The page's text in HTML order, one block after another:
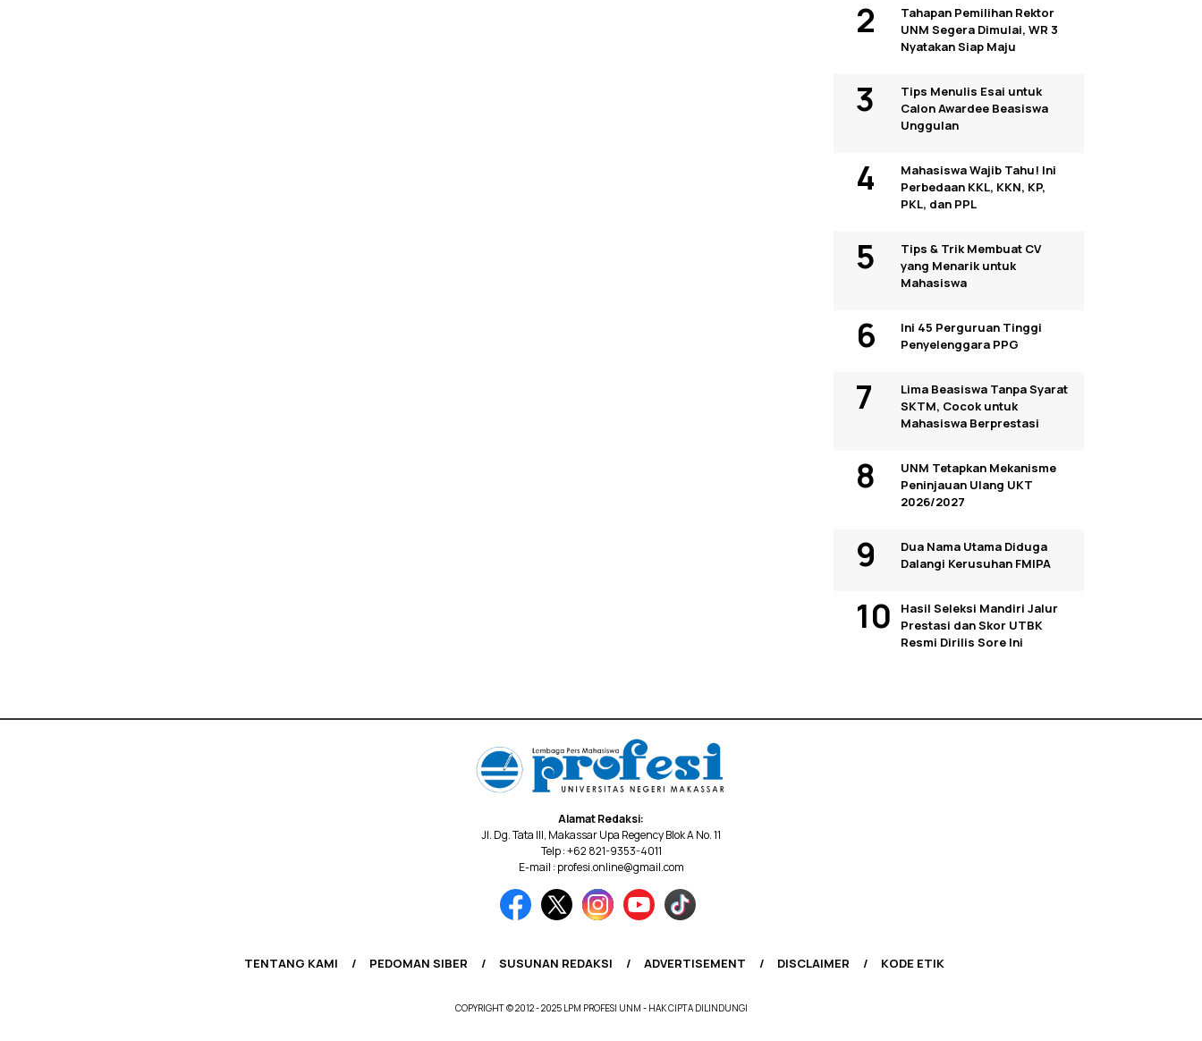
Tahapan Pemilihan Rektor
UNM Segera Dimulai, WR 3
Nyatakan Siap Maju
Tips Menulis Esai untuk
Calon Awardee Beasiswa
Unggulan
Mahasiswa Wajib Tahu! Ini
Perbedaan KKL, KKN, KP,
PKL, dan PPL
Tips & Trik Membuat CV
yang Menarik untuk
Mahasiswa
Ini 45 Perguruan Tinggi
Penyelenggara PPG
Lima Beasiswa Tanpa Syarat
SKTM, Cocok untuk
Mahasiswa Berprestasi
UNM Tetapkan Mekanisme
Peninjauan Ulang UKT
2026/2027
Dua Nama Utama Diduga
Dalangi Kerusuhan FMIPA
Hasil Seleksi Mandiri Jalur
Prestasi dan Skor UTBK
Resmi Dirilis Sore Ini
Alamat Redaksi:
Jl. Dg. Tata III, Makassar Upa Regency Blok A No. 11
Telp : +62 821-9353-4011
E-mail : profesi.online@gmail.com
TENTANG KAMI PEDOMAN SIBER SUSUNAN REDAKSI ADVERTISEMENT DISCLAIMER KODE ETIK
COPYRIGHT © 2012 - 2025 LPM PROFESI UNM - HAK CIPTA DILINDUNGI